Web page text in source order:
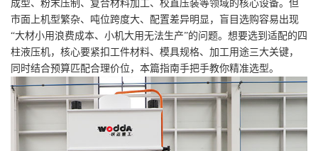
成型、粉末压制、复合材料加工、校直压装等领域的核心设备。但
市面上机型繁杂、吨位跨度大、配置差异明显，盲目选购容易出现
“大材小用浪费成本、小机大用无法生产”的问题。想要选到适配的四
柱液压机，核心要紧扣工件材料、模具规格、加工用途三大关键，
同时结合预算匹配合理价位，本篇指南手把手教你精准选型。